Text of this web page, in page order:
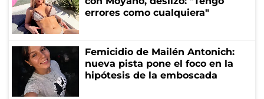
errores como cualquiera"
Femicidio de Mailén Antonich:
nueva pista pone el foco en la
hipótesis de la emboscada